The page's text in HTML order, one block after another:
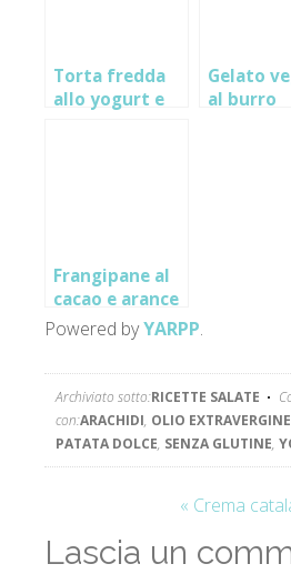
Torta fredda
allo yogurt e
Gelato
al burro
Frangipane al
cacao e arance
Powered byYARPP.
Archiviato sotto:RICETTE SALATE
con:ARACHIDI, OLIO
PATATA DOLCE, SENZA GLUTINE,
« Crema
Lascia un